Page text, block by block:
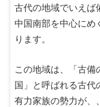
古代の地域でいえば
中国南部を中心にめ
ります。
この地域は、「古備
国」と呼ばれる古代
有力家族の勢力が、、